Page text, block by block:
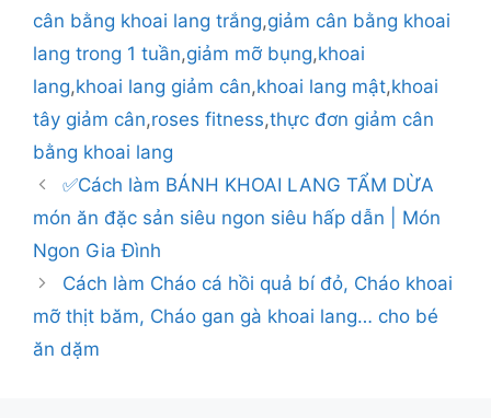
cân bằng khoai lang trắng,giảm cân bằng khoai
lang trong 1 tuần,giảm mỡ bụng,khoai
lang,khoai lang giảm cân,khoai lang mật,khoai
tây giảm cân,roses fitness,thực đơn giảm cân
bằng khoai lang
✅Cách làm BÁNH KHOAI LANG TẨM DỪA
món ăn đặc sản siêu ngon siêu hấp dẫn | Món
Ngon Gia Đình
Cách làm Cháo cá hồi quả bí đỏ, Cháo khoai
mỡ thịt băm, Cháo gan gà khoai lang… cho bé
ăn dặm